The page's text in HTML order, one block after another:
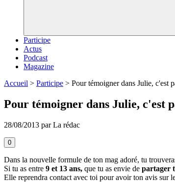
Participe
Actus
Podcast
Magazine
Accueil > Participe > Pour témoigner dans Julie, c'est
Pour témoigner dans Julie, c'est
28/08/2013 par La rédac
0
Dans la nouvelle formule de ton mag adoré, tu
Si tu as entre 9 et 13 ans, que tu as envie de partager
Elle reprendra contact avec toi pour avoir ton avis sur